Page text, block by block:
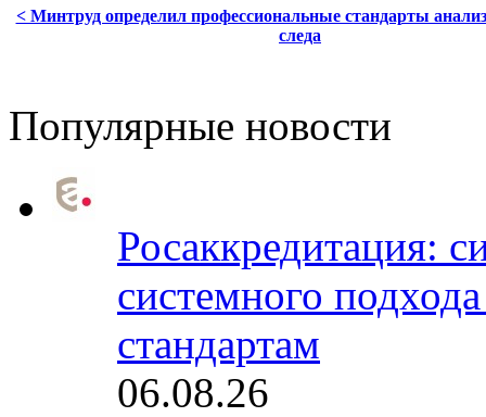
< Минтруд определил профессиональные стандарты
следа
Популярные новости
Росаккредитация:
системного
стандартам
06.08.26